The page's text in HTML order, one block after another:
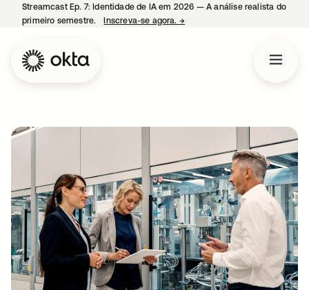
Streamcast Ep. 7: Identidade de IA em 2026 — A análise realista do
primeiro semestre.
Inscreva-se agora. →